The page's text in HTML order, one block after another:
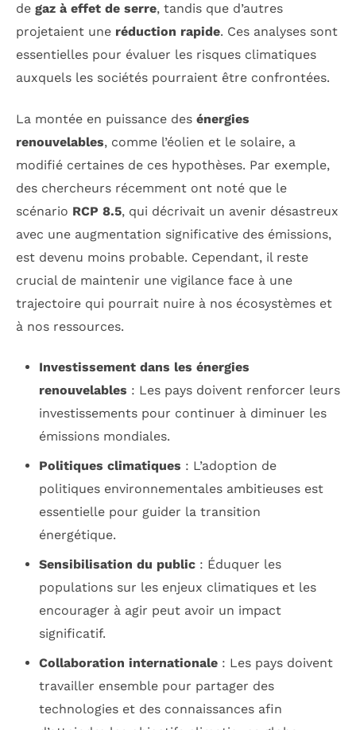
de gaz à effet de serre, tandis que d’autres
projetaient une réduction rapide. Ces analyses sont
essentielles pour évaluer les risques climatiques
auxquels les sociétés pourraient être confrontées.
La montée en puissance des énergies
renouvelables, comme l’éolien et le solaire, a
modifié certaines de ces hypothèses. Par exemple,
des chercheurs récemment ont noté que le
scénario RCP 8.5, qui décrivait un avenir désastreux
avec une augmentation significative des émissions,
est devenu moins probable. Cependant, il reste
crucial de maintenir une vigilance face à une
trajectoire qui pourrait nuire à nos écosystèmes et
à nos ressources.
Investissement dans les énergies
renouvelables : Les pays doivent renforcer leurs
investissements pour continuer à diminuer les
émissions mondiales.
Politiques climatiques : L’adoption de
politiques environnementales ambitieuses est
essentielle pour guider la transition
énergétique.
Sensibilisation du public: Éduquer les
populations sur les enjeux climatiques et les
encourager à agir peut avoir un impact
significatif.
Collaboration internationale: Les pays doivent
travailler ensemble pour partager des
technologies et des connaissances afin